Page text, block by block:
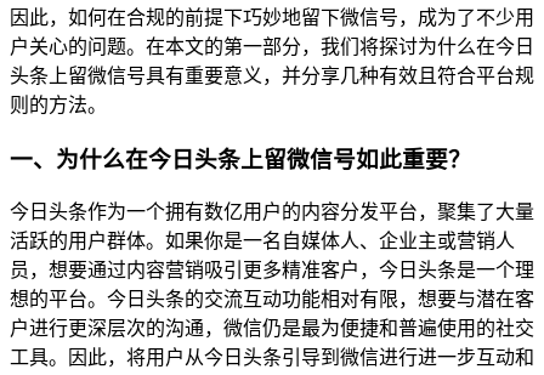
因此，如何在合规的前提下巧妙地留下微信号，成为了不少用
户关心的问题。在本文的第一部分，我们将探讨为什么在今日
头条上留微信号具有重要意义，并分享几种有效且符合平台规
则的方法。
一、为什么在今日头条上留微信号如此重要？
今日头条作为一个拥有数亿用户的内容分发平台，聚集了大量
活跃的用户群体。如果你是一名自媒体人、企业主或营销人
员，想要通过内容营销吸引更多精准客户，今日头条是一个理
想的平台。今日头条的交流互动功能相对有限，想要与潜在客
户进行更深层次的沟通，微信仍是最为便捷和普遍使用的社交
工具。因此，将用户从今日头条引导到微信进行进一步互动和